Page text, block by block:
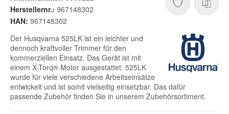
Herstellernr.: 967148302
HAN: 967148302
Der Husqvarna 525LK ist ein leichter und
dennoch kraftvoller Trimmer für den
kommerziellen Einsatz. Das Gerät ist mit
einem X-Torq® Motor ausgestattet. 525LK
wurde für viele verschiedene Arbeitseinsätze
entwickelt und ist somit vielseitig einsetzbar. Das dafür
passende Zubehör finden Sie in unserem Zubehörsortiment.